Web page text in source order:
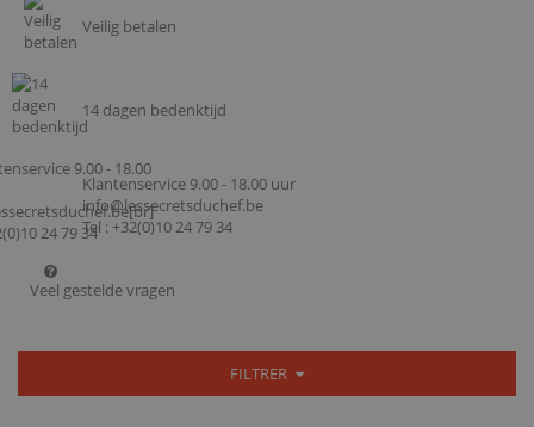
Veilig betalen
14 dagen bedenktijd
Klantenservice 9.00 - 18.00 uur
info@lessecretsduchef.be
Tel : +32(0)10 24 79 34
Veel gestelde vragen
FILTRER